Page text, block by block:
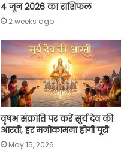
4 जून 2026 का राशिफल
2 weeks ago
वृषभ संक्रांति पर करें सूर्य देव की
आरती, हर मनोकामना होगी पूरी
May 15, 2026